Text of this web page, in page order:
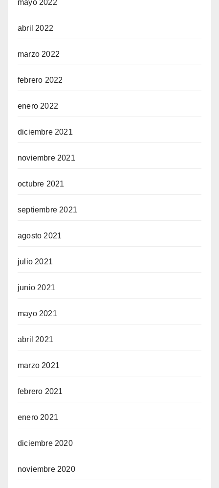
mayo 2022
abril 2022
marzo 2022
febrero 2022
enero 2022
diciembre 2021
noviembre 2021
octubre 2021
septiembre 2021
agosto 2021
julio 2021
junio 2021
mayo 2021
abril 2021
marzo 2021
febrero 2021
enero 2021
diciembre 2020
noviembre 2020